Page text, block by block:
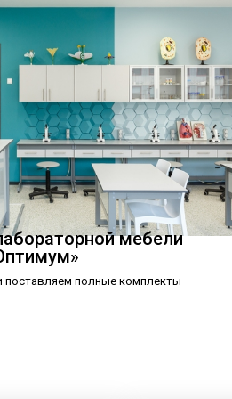
мебели
полные комплекты
в общеобразовательные